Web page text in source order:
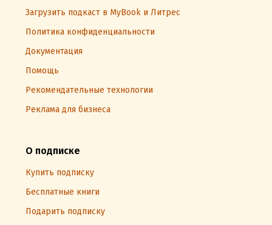
Загрузить подкаст в MyBook и Литрес
Политика конфиденциальности
Документация
Помощь
Рекомендательные технологии
Реклама для бизнеса
О подписке
Купить подписку
Бесплатные книги
Подарить подписку